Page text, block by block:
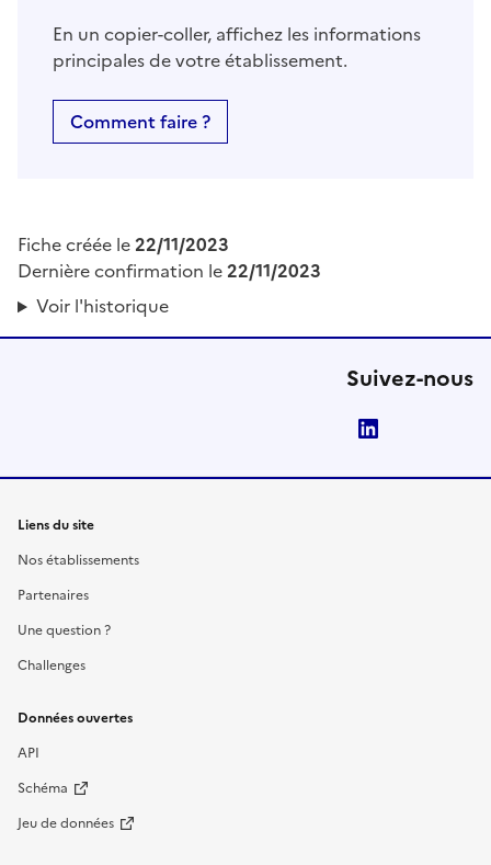
En un copier-coller, affichez les informations
principales de votre établissement.
Comment faire ?
Fiche créée le22/11/2023
Dernière confirmation le22/11/2023
Voir l'historique
Suivez-nous
Liens du site
Nos établissements
Partenaires
Une question ?
Challenges
Données ouvertes
API
Schéma
Jeu de données